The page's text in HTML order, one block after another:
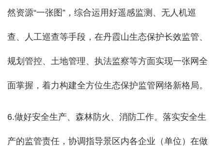
然资源“一张图”，综合运用好遥感监测、无人机巡
查、人工巡查等手段，在丹霞山生态保护长效监管、
规划管控、土地管理、执法监察等方面实现一张网全
面掌握，着力构建全方位生态保护监管网络新格局。
6.做好安全生产、森林防火、消防工作。落实安全生
产的监管责任， 协调指导景区内各企业（单位）在做